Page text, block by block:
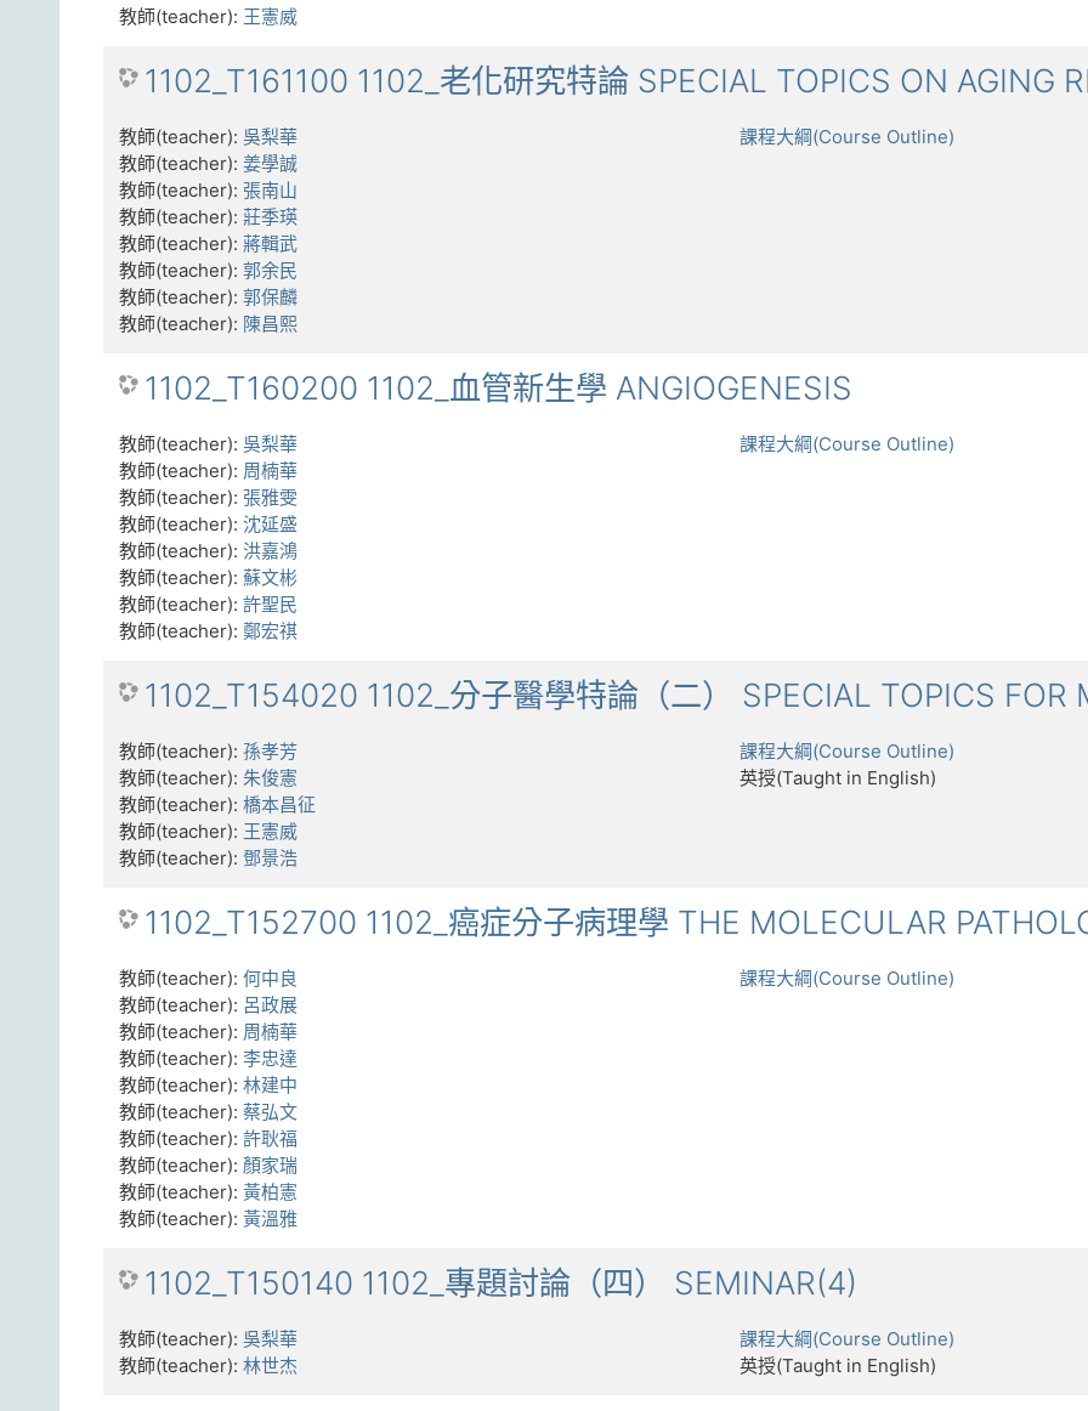
教師(teacher): 王憲威
1102_T161100 1102_老化研究特論 SPECIAL TOPICS ON AGING
課程大綱(Course Outline)
教師(teacher): 吳梨華
教師(teacher): 姜學誠
教師(teacher): 張南山
教師(teacher): 莊季瑛
教師(teacher): 蔣輯武
教師(teacher): 郭余民
教師(teacher): 郭保麟
教師(teacher): 陳昌熙
1102_T160200 1102_血管新生學 ANGIOGENESIS
課程大綱(Course Outline)
教師(teacher): 吳梨華
教師(teacher): 周楠華
教師(teacher): 張雅雯
教師(teacher): 沈延盛
教師(teacher): 洪嘉鴻
教師(teacher): 蘇文彬
教師(teacher): 許聖民
教師(teacher): 鄭宏祺
1102_T154020 1102_分子醫學特論（二） SPECIAL TOPICS
課程大綱(Course Outline)
英授(Taught in English)
教師(teacher): 孫孝芳
教師(teacher): 朱俊憲
教師(teacher): 橋本昌征
教師(teacher): 王憲威
教師(teacher): 鄧景浩
1102_T152700 1102_癌症分子病理學 THE MOLECULAR
課程大綱(Course Outline)
教師(teacher): 何中良
教師(teacher): 呂政展
教師(teacher): 周楠華
教師(teacher): 李忠達
教師(teacher): 林建中
教師(teacher): 蔡弘文
教師(teacher): 許耿福
教師(teacher): 顏家瑞
教師(teacher): 黃柏憲
教師(teacher): 黃溫雅
1102_T150140 1102_專題討論（四） SEMINAR(4)
課程大綱(Course Outline)
英授(Taught in English)
教師(teacher): 吳梨華
教師(teacher): 林世杰